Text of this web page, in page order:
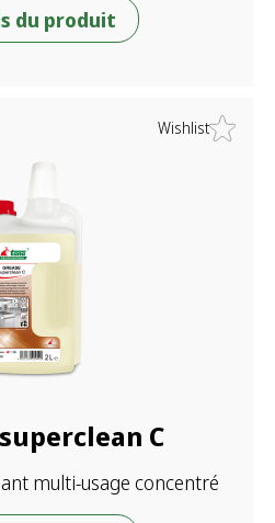
du produit
Wishlist
superclean C
multi-usage concentré